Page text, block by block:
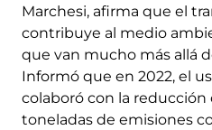
Marchesi, afirma que el
contribuye al medio
que van mucho más allá
Informó que en 2022, el
colaboró con la reducción
toneladas de emisiones